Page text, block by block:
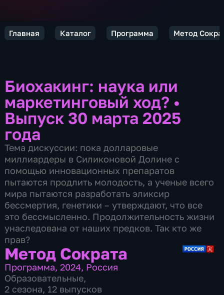
Главная Каталог Программа Метод
Биохакинг: наука или
маркетинговый ход? •
Выпуск 30 марта 2025
года
Тема дискуссии: пока долларовые
миллиардеры в Силиконовой Долине с
помощью инновационных препаратов
пытаются продлить молодость, а ученые всего
мира пытаются разработать эликсир
бессмертия, генетики – утверждают, что все
это бессмысленно. Продолжительность жизни
унаследована от наших предков. Так кто же
прав?
Метод Сократа
Программа,2024, Россия
Образовательные,
2 сезона, 12 выпусков